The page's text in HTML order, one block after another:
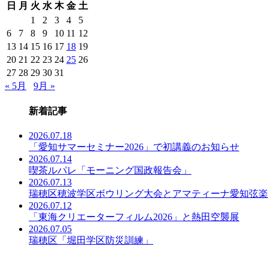
事
覧
日
月 火 水 木 金 土
1
2 3 4
5
6
7 8 9 10 11 12
13 14 15 16 17 18 19
20 21 22 23 24 25 26
27 28 29 30 31
« 5月
9月 »
新着記事
2026.07.18
「愛知サマーセミナー2026」で初講義のお知らせ
2026.07.14
喫茶ルパレ「モーニング国政報告会」
2026.07.13
瑞穂区穂波学区ボウリング大会とアマティーナ愛知弦
2026.07.12
「東海クリエーターフィルム2026」と熱田空襲展
2026.07.05
瑞穂区「堀田学区防災訓練」